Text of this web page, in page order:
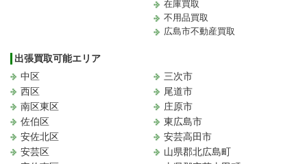
在庫買取
不用品買取
広島市不動産買取
出張買取可能エリア
中区
西区
南区東区
佐伯区
安佐北区
安芸区
三次市
尾道市
庄原市
東広島市
安芸高田市
山県郡北広島町